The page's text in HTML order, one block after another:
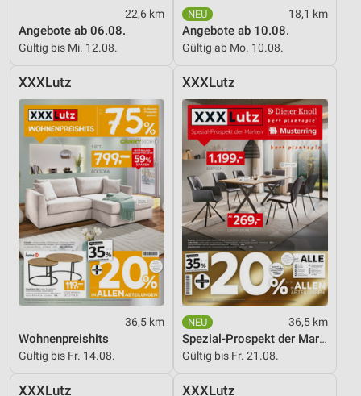
22,6 km
Angebote ab 06.08.
Gültig bis Mi. 12.08.
18,1 km
Angebote ab 10.08.
Gültig ab Mo. 10.08.
XXXLutz
36,5 km
Wohnenpreishits
Gültig bis Fr. 14.08.
XXXLutz
36,5 km
Spezial-Prospekt der Marken
Gültig bis Fr. 21.08.
XXXLutz XXXLutz